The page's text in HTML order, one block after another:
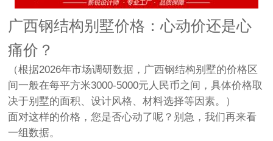
广西钢结构别墅价格：心动价还是心
痛价？
（根据2026年市场调研数据，广西钢结构别墅的价格区
间一般在每平方米3000-5000元人民币之间，具体价格取
决于别墅的面积、设计风格、材料选择等因素。）
面对这样的价格，您是否心动了呢？别急，我们再来看
一组数据。